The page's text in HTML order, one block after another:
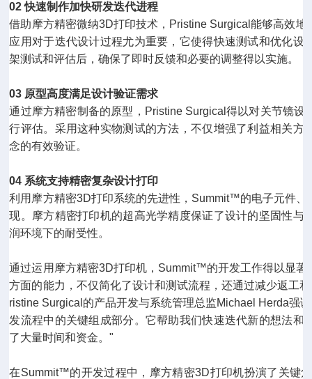
02 快速制作加快研发迭代进程
借助摩方精密微纳3D打印技术，Pristine Surgical能够高效
应用对于迭代设计过程尤为重要，它使得快速测试和优化设
架测试和评估后，确保了即时反馈和必要的调整得以实施。
03 原型高度满足设计验证需求
通过摩方精密制备的原型，Pristine Surgical得以对关节镜设
行评估。采用这种实物测试的方法，不仅增强了利益相关方
念的有效验证。
04 系统支持精密复杂设计打印
利用摩方精密3D打印系统的先进性，Summit™的电子元件、
现。摩方精密打印机的超高光学精度保证了设计的坚固性与
润环境下的耐受性。
通过运用摩方精密3D打印机，Summit™的开发工作得以显著
方面的能力，不仅简化了设计和测试流程，还通过减少返工
ristine Surgical的产品开发与系统管理总监Michael Herda强
发流程中的关键组成部分。它帮助我们快速迭代新的想法和
了大量时间和资金。"
在Summit™的开发过程中，摩方精密3D打印机扮演了关键